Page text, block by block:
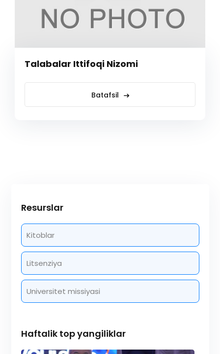
Talabalar Ittifoqi Nizomi
Batafsil
Resurslar
Kitoblar
Litsenziya
Universitet missiyasi
Haftalik top yangiliklar